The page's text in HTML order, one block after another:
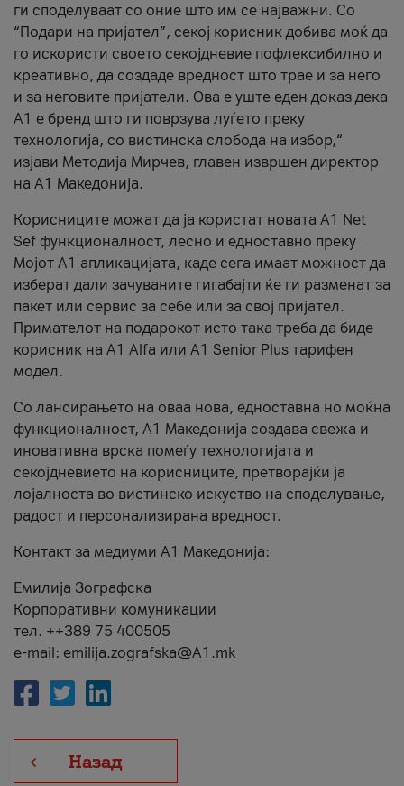
ги споделуваат со оние што им се најважни. Со
“Подари на пријател”, секој корисник добива моќ да
го искористи своето секојдневие пофлексибилно и
креативно, да создаде вредност што трае и за него
и за неговите пријатели. Ова е уште еден доказ дека
А1 е бренд што ги поврзува луѓето преку
технологија, со вистинска слобода на избор,“
изјави Методија Мирчев, главен извршен директор
на А1 Македонија.
Корисниците можат да ја користат новата А1 Net
Sef функционалност, лесно и едноставно преку
Мојот А1 апликацијата, каде сега имаат можност да
изберат дали зачуваните гигабајти ќе ги разменат за
пакет или сервис за себе или за свој пријател.
Примателот на подарокот исто така треба да биде
корисник на А1 Alfa или A1 Senior Plus тарифен
модел.
Со лансирањето на оваа нова, едноставна но моќна
функционалност, А1 Македонија создава свежа и
иновативна врска помеѓу технологијата и
секојдневието на корисниците, претворајќи ја
лојалноста во вистинско искуство на споделување,
радост и персонализирана вредност.
Контакт за медиуми А1 Македонија:
Емилија Зографска
Корпоративни комуникации
тел. ++389 75 400505
e-mail: emilija.zografska@A1.mk
Назад